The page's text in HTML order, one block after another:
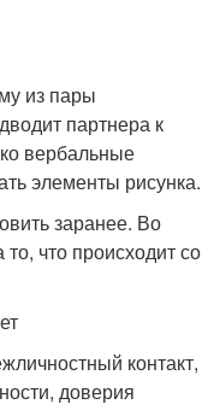
из пары
партнера к
вербальные
элементы рисунка.
заранее. Во
что происходит со
контакт,
доверия